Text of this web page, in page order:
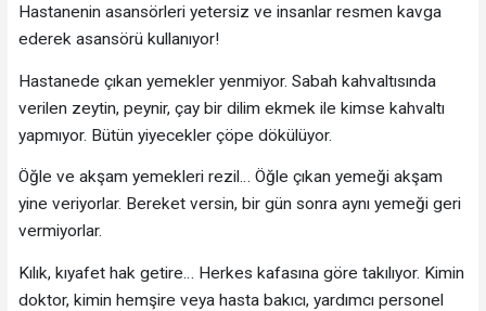
Hastanenin asansörleri yetersiz ve insanlar resmen kavga
ederek asansörü kullanıyor!
Hastanede çıkan yemekler yenmiyor. Sabah kahvaltısında
verilen zeytin, peynir, çay bir dilim ekmek ile kimse kahvaltı
yapmıyor. Bütün yiyecekler çöpe dökülüyor.
Öğle ve akşam yemekleri rezil… Öğle çıkan yemeği akşam
yine veriyorlar. Bereket versin, bir gün sonra aynı yemeği geri
vermiyorlar.
Kılık, kıyafet hak getire… Herkes kafasına göre takılıyor. Kimin
doktor, kimin hemşire veya hasta bakıcı, yardımcı personel